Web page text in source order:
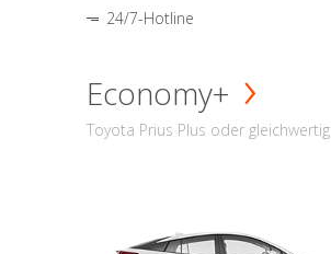
24/7-Hotline
Economy+
Toyota Prius Plus oder gleichwertig